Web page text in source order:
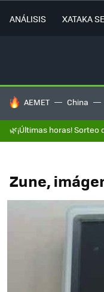
ANÁLISIS XATAKA
HOY SE HABLA DE
AEMET China
🌿¡Últimas horas!
Zune,